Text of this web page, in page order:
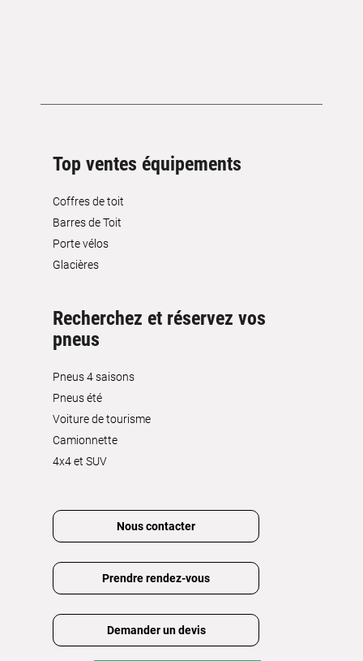
Top ventes équipements
Coffres de toit
Barres de Toit
Porte vélos
Glacières
Recherchez et réservez vos
pneus
Pneus 4 saisons
Pneus été
Voiture de tourisme
Camionnette
4x4 et SUV
Nous contacter
Prendre rendez-vous
Demander un devis